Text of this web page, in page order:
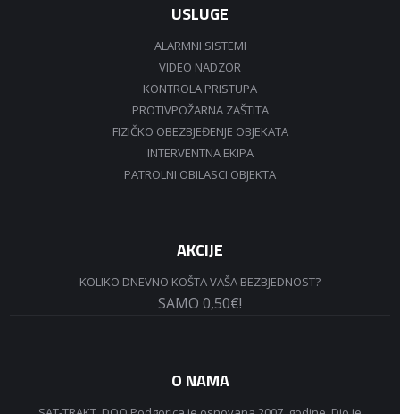
USLUGE
ALARMNI SISTEMI
VIDEO NADZOR
KONTROLA PRISTUPA
PROTIVPOŽARNA ZAŠTITA
FIZIČKO OBEZBJEĐENJE OBJEKATA
INTERVENTNA EKIPA
PATROLNI OBILASCI OBJEKTA
AKCIJE
KOLIKO DNEVNO KOŠTA VAŠA BEZBJEDNOST?
SAMO 0,50€!
O NAMA